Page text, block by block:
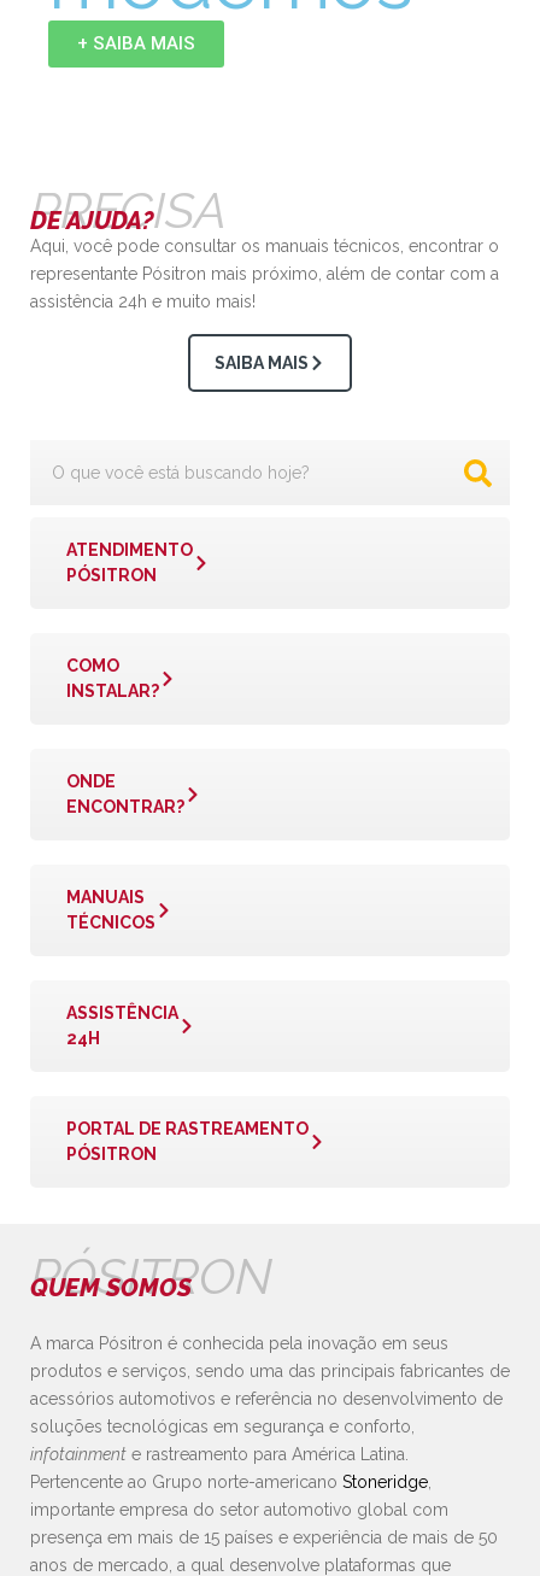
+ SAIBA MAIS
PRECISA
DE AJUDA?
Aqui, você pode consultar os manuais técnicos, encontrar o
representante Pósitron mais próximo, além de contar com a
assistência 24h e muito mais!
SAIBA MAIS
ATENDIMENTO
PÓSITRON
COMO
INSTALAR?
ONDE
ENCONTRAR?
MANUAIS
TÉCNICOS
ASSISTÊNCIA
24H
PORTAL DE RASTREAMENTO
PÓSITRON
PÓSITRON
QUEM SOMOS
A marca Pósitron é conhecida pela inovação em seus
produtos e serviços, sendo uma das principais fabricantes de
acessórios automotivos e referência no desenvolvimento de
soluções tecnológicas em segurança e conforto,
infotainment e rastreamento para América Latina.
Pertencente ao Grupo norte-americano Stoneridge
importante empresa do setor automotivo global com
presença em mais de 15 países e experiência de mais de 50
anos de mercado, a qual desenvolve plataformas que